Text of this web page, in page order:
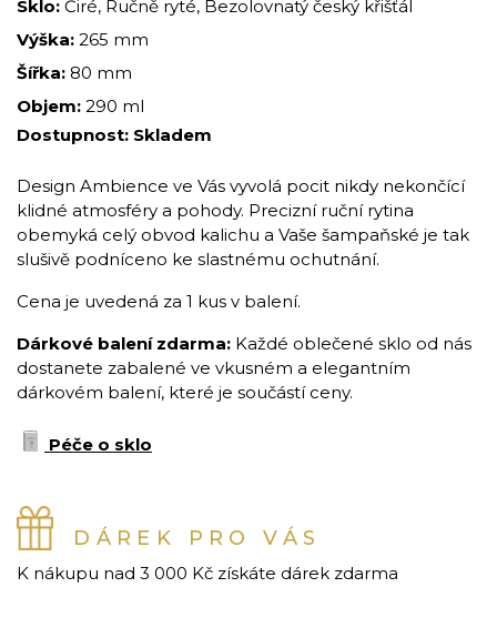
Sklo: Čiré, Ručně ryté, Bezolovnatý český křišťál
Výška: 265 mm
Šířka: 80 mm
Objem: 290 ml
Dostupnost: Skladem
Design Ambience ve Vás vyvolá pocit nikdy nekončící
klidné atmosféry a pohody. Precizní ruční rytina
obemyká celý obvod kalichu a Vaše šampaňské je tak
slušivě podníceno ke slastnému ochutnání.
Cena je uvedená za 1 kus v balení.
Dárkové balení zdarma: Každé oblečené sklo od nás
dostanete zabalené ve vkusném a elegantním
dárkovém balení, které je součástí ceny.
Péče o sklo
DÁREK PRO VÁS
K nákupu nad 3 000 Kč získáte dárek zdarma